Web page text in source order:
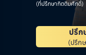
(ที่ปรึกษากิตติมศักดิ์)
ปรึก
(ปรึก